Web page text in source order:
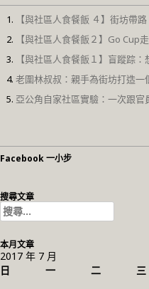
【與社區人食餐飯 ４】街坊帶
【與社區人食餐飯２】Go Cup
【與社區人食餐飯１】盲蹤踪
老圍林叔叔：親手為街坊打造一
亞公角自家社區實驗：一次跟
Facebook 一小步
搜尋文章
搜
尋
關
鍵
字:
本月文章
2017 年 7 月
日
一 二 三